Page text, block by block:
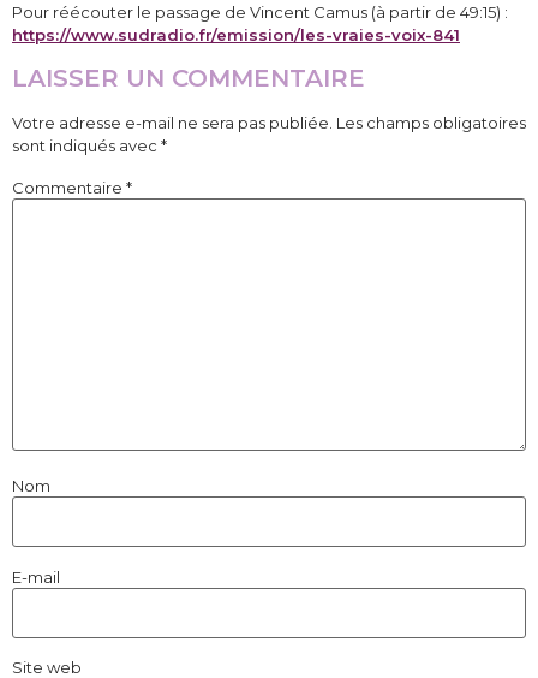
Pour réécouter le passage de Vincent Camus (à partir de 49:15) :
https://www.sudradio.fr/emission/les-vraies-voix-841
LAISSER UN COMMENTAIRE
Votre adresse e-mail ne sera pas publiée. Les champs obligatoires
sont indiqués avec *
Commentaire *
Nom
E-mail
Site web